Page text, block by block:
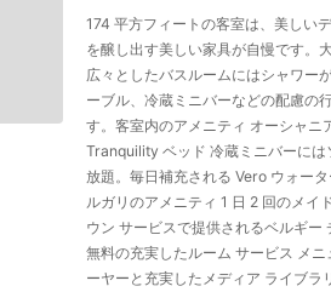
174 平方フィートの客室は、美しい
を醸し出す美しい家具が自慢です。
広々としたバスルームにはシャワー
ーブル、冷蔵ミニバーなどの配慮の
す。客室内のアメニティ オーシャニ
Tranquility ベッド 冷蔵ミニバーに
放題。毎日補充される Vero ウォー
ルガリのアメニティ 1 日 2 回のメイ
ウン サービスで提供されるベルギー
無料の充実したルーム サービス メ
ーヤーと充実したメディア ライブラ